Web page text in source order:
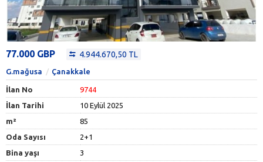
77.000 GBP 4.944.670,50 TL
G.mağusa Çanakkale
İlan No
9744
İlan Tarihi
10 Eylül 2025
m²
85
Oda Sayısı
2+1
Bina yaşı
3